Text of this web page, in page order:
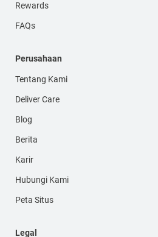
Rewards
FAQs
Perusahaan
Tentang Kami
Deliver Care
Blog
Berita
Karir
Hubungi Kami
Peta Situs
Legal